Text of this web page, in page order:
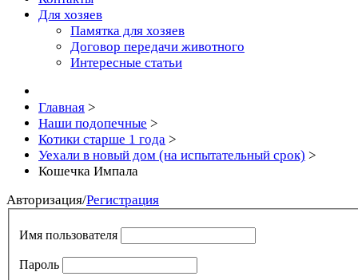
Для хозяев
Памятка для хозяев
Договор передачи животного
Интересные статьи
Главная >
Наши подопечные >
Котики старше 1 года >
Уехали в новый дом (на испытательный срок) >
Кошечка Импала
Авторизация/Регистрация
Имя пользователя
Пароль